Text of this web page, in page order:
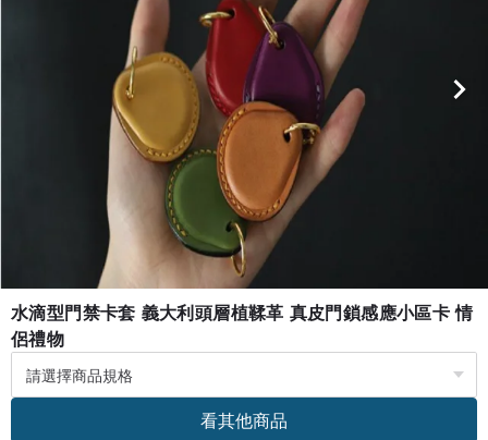
水滴型門禁卡套 義大利頭層植鞣革 真皮門鎖感應小區卡 情
侶禮物
看其他商品